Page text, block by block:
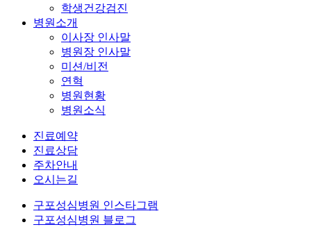
학생건강검진
병원소개
이사장 인사말
병원장 인사말
미션/비전
연혁
병원현황
병원소식
진료예약
진료상담
주차안내
오시는길
구포성심병원 인스타그램
구포성심병원 블로그